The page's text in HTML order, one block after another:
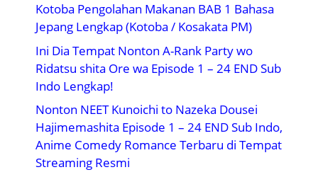
Kotoba Pengolahan Makanan BAB 1 Bahasa
Jepang Lengkap (Kotoba / Kosakata PM)
Ini Dia Tempat Nonton A-Rank Party wo
Ridatsu shita Ore wa Episode 1 – 24 END Sub
Indo Lengkap!
Nonton NEET Kunoichi to Nazeka Dousei
Hajimemashita Episode 1 – 24 END Sub Indo,
Anime Comedy Romance Terbaru di Tempat
Streaming Resmi